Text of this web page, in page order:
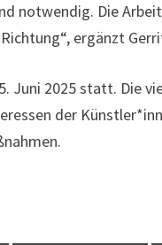
notwendig. Die
ergänzt
Juni 2025 statt. Die
der